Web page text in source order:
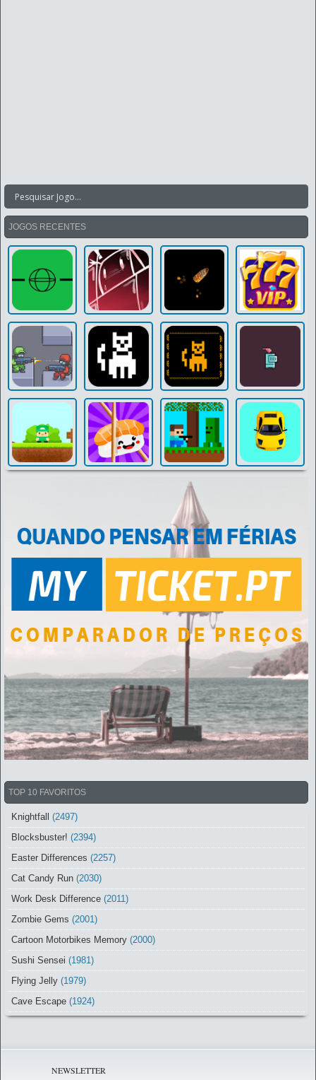
JOGOS RECENTES
TOP 10 FAVORITOS
Knightfall (2497)
Blocksbuster! (2394)
Easter Differences (2257)
Cat Candy Run (2030)
Work Desk Difference (2011)
Zombie Gems (2001)
Cartoon Motorbikes Memory (2000)
Sushi Sensei (1981)
Flying Jelly (1979)
Cave Escape (1924)
NEWSLETTER